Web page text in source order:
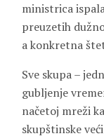
ministrica
preuzetih
a konkretna
Sve skupa –
gubljenje
načetoj mreži
skupštinske